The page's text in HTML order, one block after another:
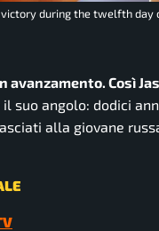
during the twelfth day
avanzamento. Così
suo angolo: dodici
alla giovane